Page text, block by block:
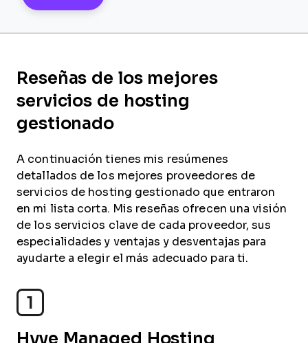
Reseñas de los mejores
servicios de hosting
gestionado
A continuación tienes mis resúmenes
detallados de los mejores proveedores de
servicios de hosting gestionado que entraron
en mi lista corta. Mis reseñas ofrecen una visión
de los servicios clave de cada proveedor, sus
especialidades y ventajas y desventajas para
ayudarte a elegir el más adecuado para ti.
1
Hyve Managed Hosting